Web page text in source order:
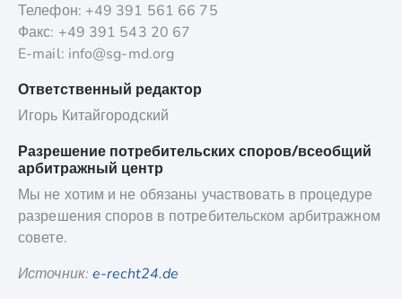
Телефон: +49 391 561 66 75
Факс: +49 391 543 20 67
E-mail: info@sg-md.org
Ответственный редактор
Игорь Китайгородский
Разрешение потребительских споров/всеобщий
арбитражный центр
Мы не хотим и не обязаны участвовать в процедуре
разрешения споров в потребительском арбитражном
совете.
Источник: e-recht24.de